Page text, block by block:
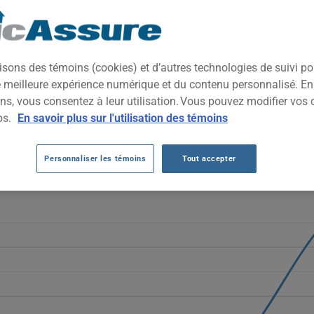
alliant confort raffiné, technologies embarquées et rouage
recherchant prestige et praticité au quotidien.
Q5 2015 AU FIL DES 5 DERNIÈRES
fluctuent fortement, passant de 1143 $ en 2021 à un pic de
plutôt qu'une tendance stable.
AUDI Q5 2015, il est plus important que jamais de
des témoins (cookies) et d’autres technologies de suivi
expérience numérique et du contenu personnalisé.
vous consentez à leur utilisation. Vous pouvez modifier vos
En savoir plus sur l'utilisation des témoins
Personnaliser les témoins Tout accepter